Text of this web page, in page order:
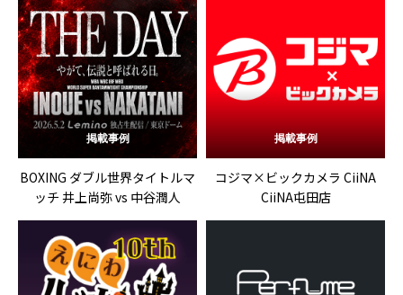
掲載事例
BOXING ダブル世界タイトルマ
ッチ 井上尚弥 vs 中谷潤人
掲載事例
コジマ×ビックカメラ CiiNA
CiiNA屯田店